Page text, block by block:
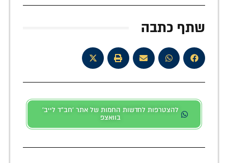
שתף כתבה
להצטרפות לחדשות החמות של אתר 'חב"ד לייב'
בוואצפ